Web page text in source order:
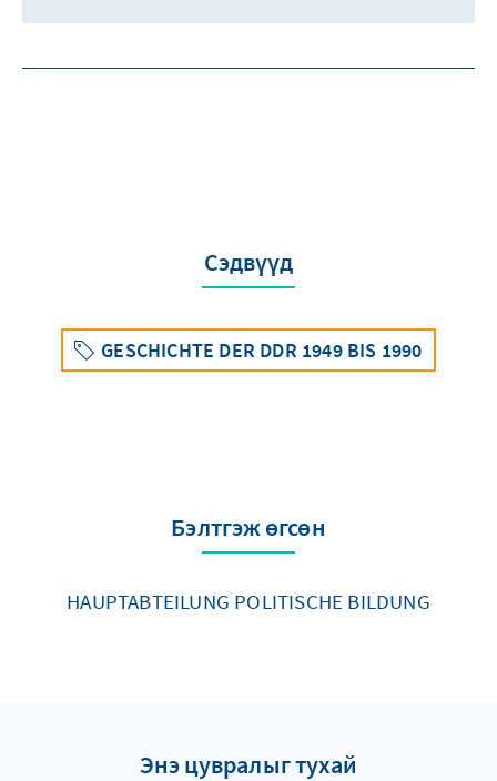
Сэдвүүд
GESCHICHTE DER DDR 1949 BIS 1990
Бэлтгэж өгсөн
HAUPTABTEILUNG POLITISCHE BILDUNG
Энэ цувралыг тухай